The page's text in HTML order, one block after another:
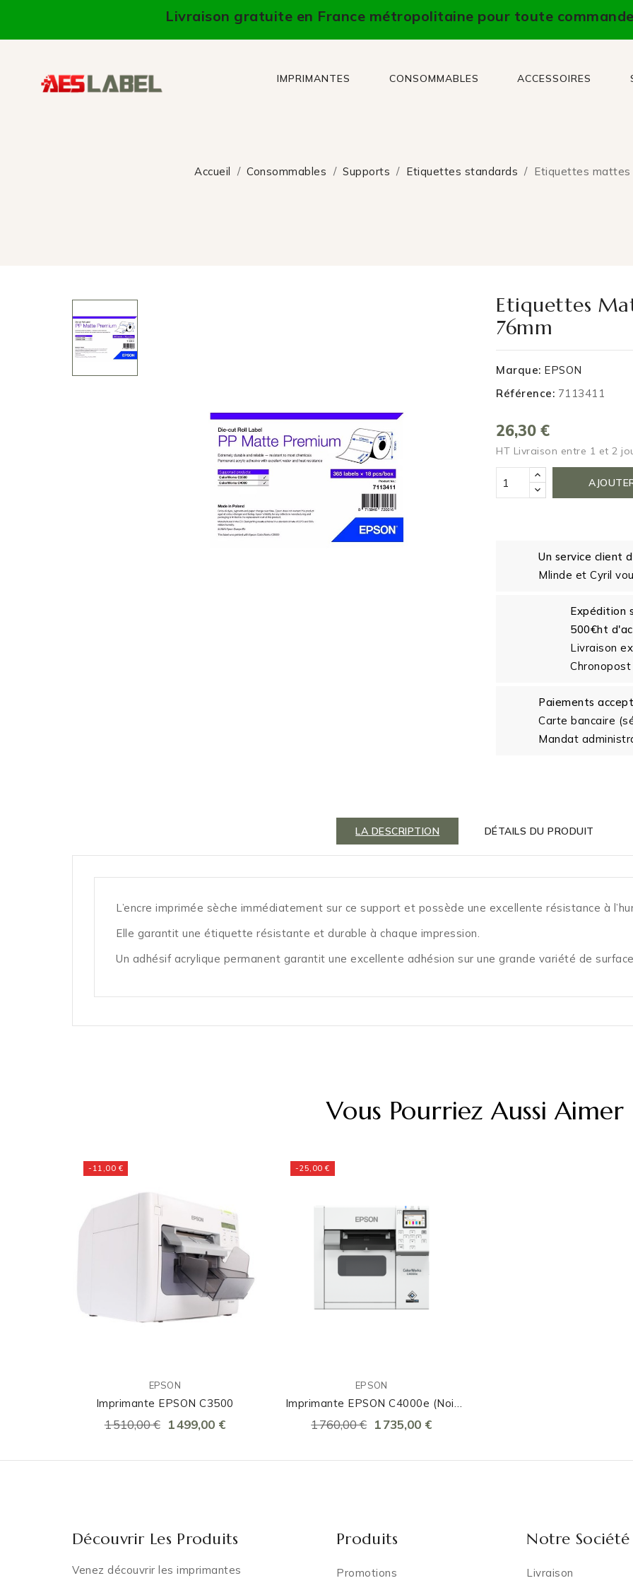
Livraison gratuite en France métropolitaine pour toute
IMPRIMANTES CONSOMMABLES ACCESSOIRES
Accueil Consommables Supports Etiquettes standards Etiquettes mattes
Etiquettes
76mm
Marque: EPSON
Référence: 7113411
26,30 €
HT Livraison entre 1 et 2
Un service client
Mlinde et Cyril
Expédition
500€ht
Livraison
Paiements
Carte bancaire
Mandat
LA DESCRIPTION DÉTAILS DU PRODUIT
L’encre imprimée sèche immédiatement sur ce support et possède une excellente résistance à
Elle garantit une étiquette résistante et durable à chaque impression.
Un adhésif acrylique permanent garantit une excellente adhésion sur une grande variété de
Vous Pourriez Aussi Aimer
-11,00 €
EPSON
Imprimante EPSON C3500
1 510,00 € 1 499,00 €
-25,00 €
EPSON
Imprimante EPSON C4000e (noir
Mat)
1 760,00 € 1 735,00 €
Découvrir Les Produits
Venez découvrir les imprimantes
Produits
Promotions
Notre Société
Livraison